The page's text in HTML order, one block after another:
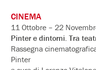
CINEMA
11 Ottobre – 22
Pinter e dintorni. Tra
Rassegna
Pinter